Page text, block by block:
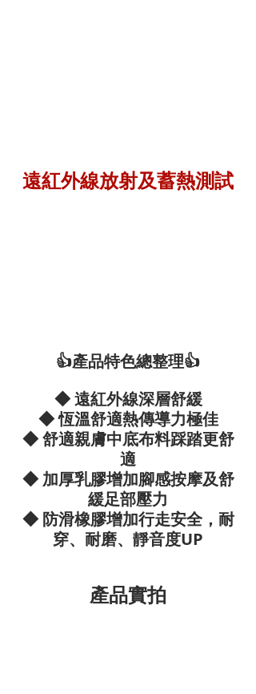
遠紅外線放射及蓄熱測試
👍產品特色總整理👍
◆ 遠紅外線深層舒緩
◆ 恆溫舒適熱傳導力極佳
◆ 舒適親膚中底布料踩踏更舒
適
◆ 加厚乳膠增加腳感按摩及舒
緩足部壓力
◆ 防滑橡膠增加行走安全，耐
穿、耐磨、靜音度UP
產品實拍